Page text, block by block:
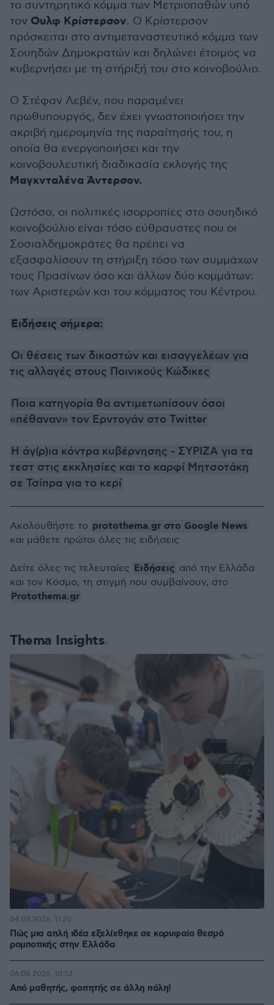
το συντηρητικό κόμμα των Μετριοπαθών υπό
τον Ουλφ Κρίστερσον. Ο Κρίστερσον
πρόσκειται στο αντιμεταναστευτικό κόμμα των
Σουηδών Δημοκρατών και δηλώνει έτοιμος να
κυβερνήσει με τη στήριξή του στο κοινοβούλιο.
Ο Στέφαν Λεβέν, που παραμένει
πρωθυπουργός, δεν έχει γνωστοποιήσει την
ακριβή ημερομηνία της παραίτησής του, η
οποία θα ενεργοποιήσει και την
κοινοβουλευτική διαδικασία εκλογής της
Μαγκνταλένα Άντερσον.
Ωστόσο, οι πολιτικές ισορροπίες στο σουηδικό
κοινοβούλιο είναι τόσο εύθραυστες που οι
Σοσιαλδημοκράτες θα πρέπει να
εξασφαλίσουν τη στήριξη τόσο των συμμάχων
τους Πρασίνων όσο και άλλων δύο κομμάτων:
των Αριστερών και του κόμματος του Κέντρου.
Ειδήσεις σήμερα:
Οι θέσεις των δικαστών και εισαγγελέων για
τις αλλαγές στους Ποινικούς Κώδικες
Ποια κατηγορία θα αντιμετωπίσουν όσοι
«πέθαναν» τον Ερντογάν στο Twitter
Η άγ(ρ)ια κόντρα κυβέρνησης - ΣΥΡΙΖΑ για τα
τεστ στις εκκλησίες και το καρφί Μητσοτάκη
σε Τσίπρα για το κερί
Thema Insights
Πώς μια απλή ιδέα εξελίχθηκε σε κορυφαίο θεσμό
ρομποτικής στην Ελλάδα
04.08.2026, 11:20
Από μαθητής, φοιτητής σε άλλη πόλη!
06.08.2026, 10:52
Ακολουθήστε το protothema.gr στο Google News
και μάθετε πρώτοι όλες τις ειδήσεις
Δείτε όλες τις τελευταίες Ειδήσεις από την Ελλάδα
και τον Κόσμο, τη στιγμή που συμβαίνουν, στο
Protothema.gr